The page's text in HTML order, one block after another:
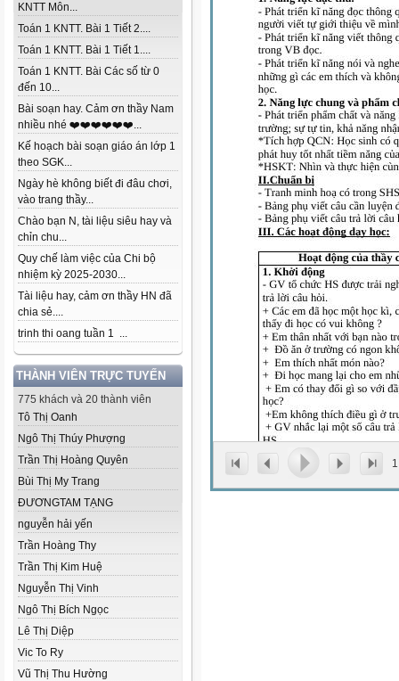
KNTT Môn...
Toán 1 KNTT. Bài 1 Tiết 2....
Toán 1 KNTT. Bài 1 Tiết 1....
Toán 1 KNTT. Bài Các số từ 0
đến 10...
Bài soạn hay. Cảm ơn thầy Nam
nhiều nhé ❤️❤️❤️❤️❤️❤️...
Kế hoạch bài soạn giáo án lớp 1
theo SGK...
Ngày hè không biết đi đâu chơi,
vào trang thầy...
Chào bạn N, tài liệu siêu hay và
chỉn chu...
Quy chế làm việc của Chi bộ
nhiệm kỳ 2025-2030...
Tài liệu hay, cảm ơn thầy HN đã
chia sẻ....
trinh thi oang tuần 1 ...
THÀNH VIÊN TRỰC TUYẾN
775 khách và 20 thành viên
Tô Thị Oanh
Ngô Thị Thúy Phượng
Trần Thị Hoàng Quyên
Bùi Thị My Trang
ĐƯƠNGTAM TẠNG
nguyễn hải yến
Trần Hoàng Thy
Trần Thị Kim Huệ
Nguyễn Thị Vinh
Ngô Thị Bích Ngọc
Lê Thị Diệp
Vic To Ry
Vũ Thị Thu Hường
1